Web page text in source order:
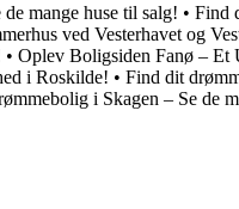
mange huse til salg! • Find
ved Vesterhavet og
• Oplev Boligsiden Fanø – Et
i Roskilde! • Find dit
i Skagen – Se de